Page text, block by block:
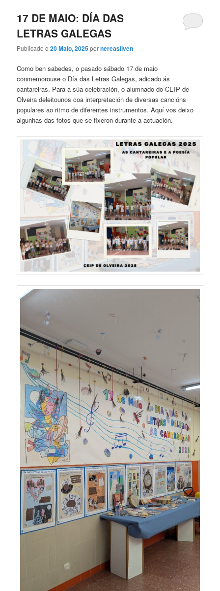
17 DE MAIO: DÍA DAS
LETRAS GALEGAS
Publicado o20 Maio, 2025pornereasilven
Como ben sabedes, o pasado sábado 17 de maio
conmemorouse o Día das Letras Galegas, adicado ás
cantareiras. Para a súa celebración, o alumnado do CEIP de
Olveira deleitounos coa interpretación de diversas cancións
populares ao ritmo de diferentes instrumentos. Aquí vos deixo
algunhas das fotos que se fixeron durante a actuación.